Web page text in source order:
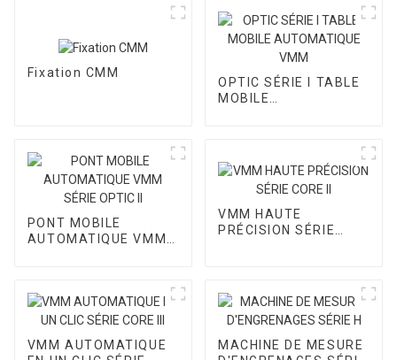
Fixation CMM
OPTIC SÉRIE I TABLE
MOBILE
PONT MOBILE
AUTOMATIQUE VMM
VMM HAUTE
PRÉCISION SÉRIE
VMM AUTOMATIQUE
MACHINE DE MESURE